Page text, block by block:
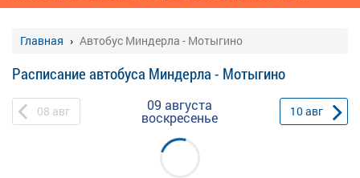
Главная Автобус Миндерла - Мотыгино
Расписание автобуса Миндерла - Мотыгино
08 авг 09 августа
воскресенье 10авг